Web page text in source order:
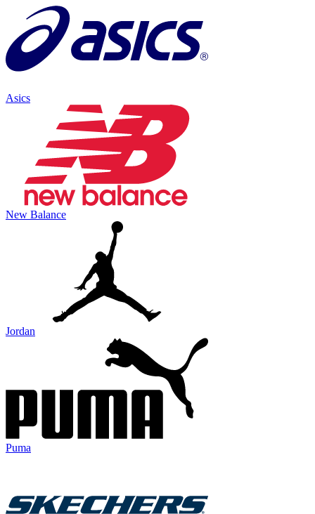
Asics
New Balance
Jordan
Puma